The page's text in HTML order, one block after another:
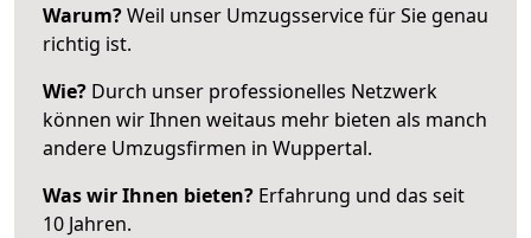
Warum?Weil unser Umzugsservice für Sie genau
richtig ist.
Wie? Durch unser professionelles Netzwerk
können wir Ihnen weitaus mehr bieten als manch
andere Umzugsfirmen in Wuppertal.
Was wir Ihnen bieten? Erfahrung und das seit
10 Jahren.